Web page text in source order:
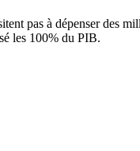
pas à dépenser des
les 100% du PIB.